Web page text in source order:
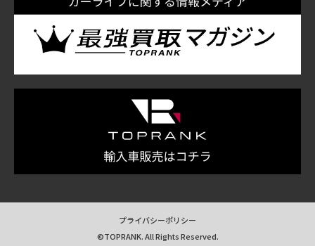
プライバシーポリシー
©TOPRANK. All Rights Reserved.